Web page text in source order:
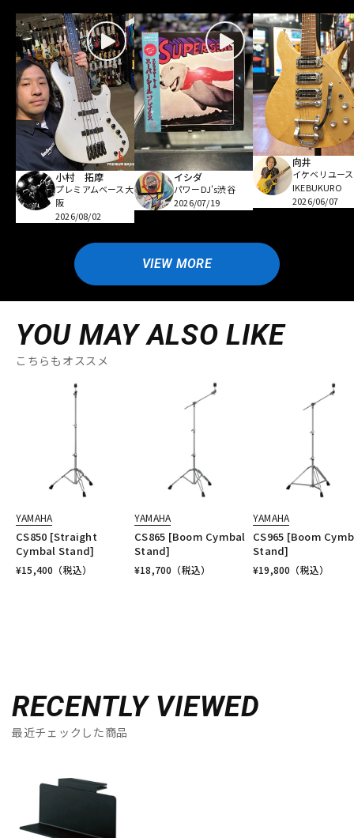
小村 拓摩
プレミアムベース大
阪
2026/08/02
イシダ
パワーDJ's渋谷
2026/07/19
向井
イケベリユース
IKEBUKURO
2026/06/07
VIEW MORE
YOU MAY ALSO LIKE
こちらもオススメ
YAMAHA
CS850 [Straight
Cymbal Stand]
¥15,400 （税込）
YAMAHA
CS865 [Boom Cymbal
Stand]
¥18,700 （税込）
YAMAHA
CS965 [Boom
Stand]
¥19,800 （税込）
RECENTLY VIEWED
最近チェックした商品